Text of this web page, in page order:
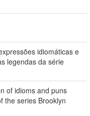
idiomáticas e
legendas da série
of idioms and puns
the series Brooklyn